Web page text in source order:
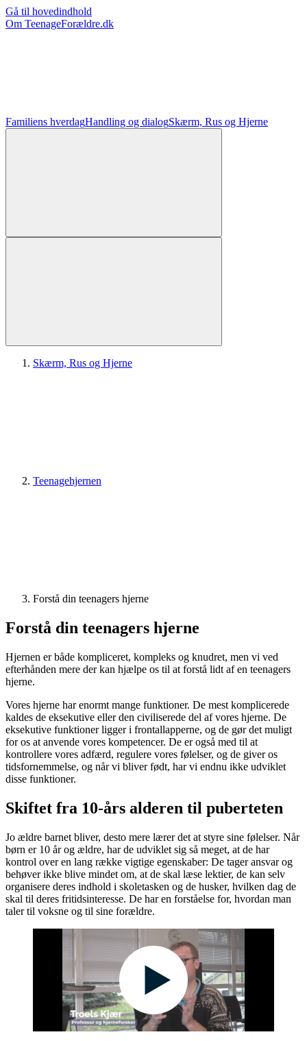
Gå til hovedindhold
Om TeenageForældre.dk
Familiens hverdagHandling og dialogSkærm, Rus og Hjerne
Skærm, Rus og Hjerne
Teenagehjernen
Forstå din teenagers hjerne
Forstå din teenagers hjerne
Hjernen er både kompliceret, kompleks og knudret, men vi ved
efterhånden mere der kan hjælpe os til at forstå lidt af en teenagers
hjerne.
Vores hjerne har enormt mange funktioner. De mest komplicerede
kaldes de eksekutive eller den civiliserede del af vores hjerne. De
eksekutive funktioner ligger i frontallapperne, og de gør det muligt
for os at anvende vores kompetencer. De er også med til at
kontrollere vores adfærd, regulere vores følelser, og de giver os
tidsfornemmelse, og når vi bliver født, har vi endnu ikke udviklet
disse funktioner.
Skiftet fra 10-års alderen til puberteten
Jo ældre barnet bliver, desto mere lærer det at styre sine følelser. Når
børn er 10 år og ældre, har de udviklet sig så meget, at de har
kontrol over en lang række vigtige egenskaber: De tager ansvar og
behøver ikke blive mindet om, at de skal læse lektier, de kan selv
organisere deres indhold i skoletasken og de husker, hvilken dag de
skal til deres fritidsinteresse. De har en forståelse for, hvordan man
taler til voksne og til sine forældre.